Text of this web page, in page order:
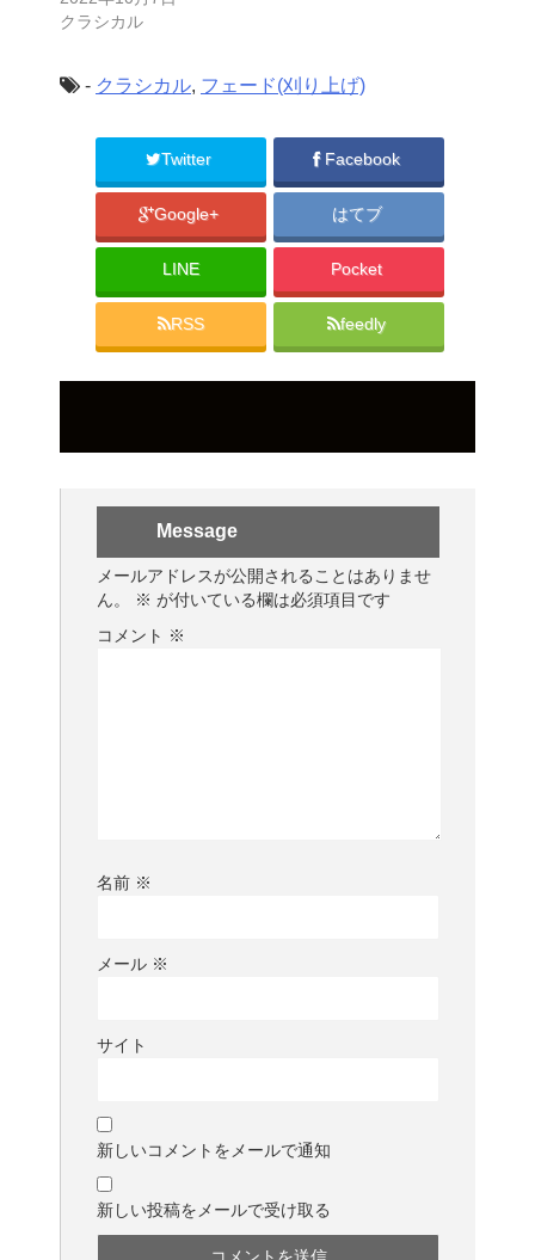
クラシカル
- クラシカル, フェード(刈り上げ)
Twitter Facebook
Google+ はてブ
LINE Pocket
RSS feedly
Message
メールアドレスが公開されることはありませ
ん。
※ が付いている欄は必須項目です
コメント ※
名前 ※
メール ※
サイト
新しいコメントをメールで通知
新しい投稿をメールで受け取る